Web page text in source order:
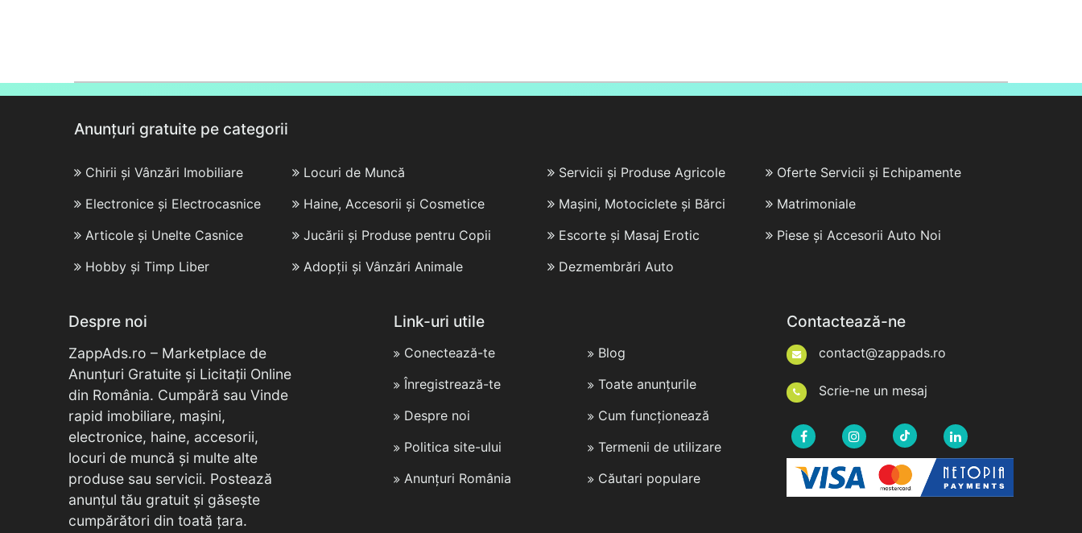
Anunțuri gratuite pe categorii
Chirii și Vânzări Imobiliare
Locuri de Muncă
Electronice și Electrocasnice
Haine, Accesorii și Cosmetice
Articole și Unelte Casnice
Jucării și Produse pentru Copii
Hobby și Timp Liber
Adopții și Vânzări Animale
Servicii și Produse Agricole
Oferte Servicii și Echipamente
Mașini, Motociclete și Bărci
Matrimoniale
Escorte și Masaj Erotic
Piese și Accesorii Auto Noi
Dezmembrări Auto
Despre noi
ZappAds.ro – Marketplace de
Anunțuri Gratuite și Licitații Online
din România. Cumpără sau Vinde
rapid imobiliare, mașini,
electronice, haine, accesorii,
locuri de muncă și multe alte
produse sau servicii. Postează
anunțul tău gratuit și găsește
cumpărători din toată țara.
Link-uri utile
Conectează-te
Înregistrează-te
Despre noi
Politica site-ului
Anunțuri România
Blog
Toate anunțurile
Cum funcționează
Termenii de utilizare
Căutari populare
Contactează-ne
contact@zappads.ro
Scrie-ne un mesaj